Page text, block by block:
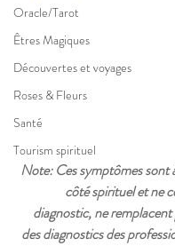
Oracle/Tarot
Êtres Magiques
Découvertes et voyages
Roses & Fleurs
Santé
Tourism spirituel
Note: Ces symptômes
côté spirituel et ne
diagnostic, ne
des diagnostics des